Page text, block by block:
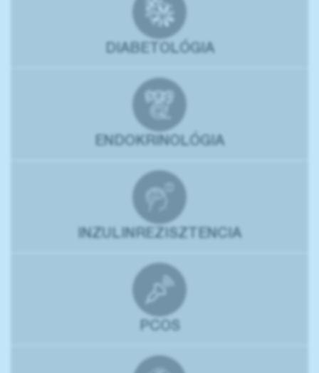
DIABETOLÓGIA
ENDOKRINOLÓGIA
INZULINREZISZTENCIA
PCOS